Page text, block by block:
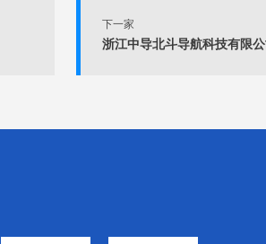
下一家
浙江中导北斗导航科技有限